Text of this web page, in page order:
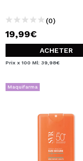
(0)
19,99€
ACHETER
Prix x 100 Ml: 39,98€
Maquifarma